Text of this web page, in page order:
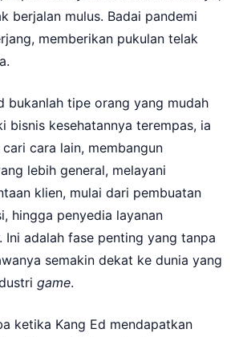
berjalan mulus. Badai pandemi
memberikan pukulan telak
bukanlah tipe orang yang mudah
bisnis kesehatannya terempas, ia
cara lain, membangun
lebih general, melayani
klien, mulai dari pembuatan
hingga penyedia layanan
Ini adalah fase penting yang tanpa
semakin dekat ke dunia yang
game.
ketika Kang Ed mendapatkan